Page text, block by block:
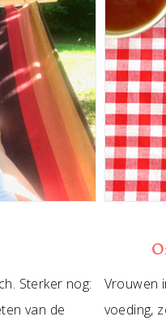
Sterker nog:
van de
Vrouwen
voeding,